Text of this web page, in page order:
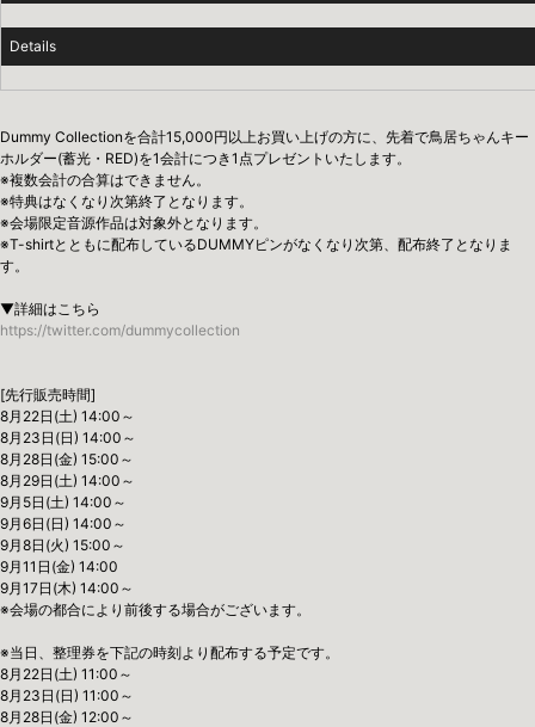
Details
Dummy Collectionを合計15,000円以上お買い上げの方に、先着で鳥居ちゃんキー
ホルダー(蓄光・RED)を1会計につき1点プレゼントいたします。
※複数会計の合算はできません。
※特典はなくなり次第終了となります。
※会場限定音源作品は対象外となります。
※T-shirtとともに配布しているDUMMYピンがなくなり次第、配布終了となりま
す。
▼詳細はこちら
https://twitter.com/dummycollection
[先行販売時間]
8月22日(土) 14:00～
8月23日(日) 14:00～
8月28日(金) 15:00～
8月29日(土) 14:00～
9月5日(土) 14:00～
9月6日(日) 14:00～
9月8日(火) 15:00～
9月11日(金) 14:00
9月17日(木) 14:00～
※会場の都合により前後する場合がございます。
※当日、整理券を下記の時刻より配布する予定です。
8月22日(土) 11:00～
8月23日(日) 11:00～
8月28日(金) 12:00～